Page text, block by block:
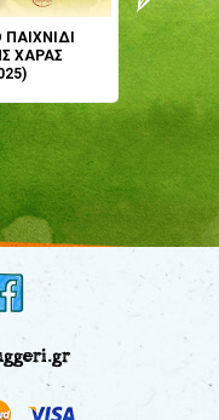
ΠΑΙΧΝΙΔΙ
ΧΑΡΑΣ
μου;
(2024)